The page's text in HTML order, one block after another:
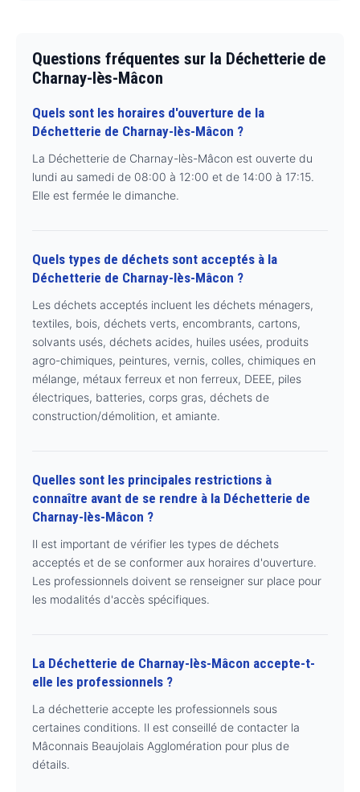
Questions fréquentes sur la Déchetterie de
Charnay-lès-Mâcon
Quels sont les horaires d'ouverture de la
Déchetterie de Charnay-lès-Mâcon ?
La Déchetterie de Charnay-lès-Mâcon est ouverte du
lundi au samedi de 08:00 à 12:00 et de 14:00 à 17:15.
Elle est fermée le dimanche.
Quels types de déchets sont acceptés à la
Déchetterie de Charnay-lès-Mâcon ?
Les déchets acceptés incluent les déchets ménagers,
textiles, bois, déchets verts, encombrants, cartons,
solvants usés, déchets acides, huiles usées, produits
agro-chimiques, peintures, vernis, colles, chimiques en
mélange, métaux ferreux et non ferreux, DEEE, piles
électriques, batteries, corps gras, déchets de
construction/démolition, et amiante.
Quelles sont les principales restrictions à
connaître avant de se rendre à la Déchetterie de
Charnay-lès-Mâcon ?
Il est important de vérifier les types de déchets
acceptés et de se conformer aux horaires d'ouverture.
Les professionnels doivent se renseigner sur place pour
les modalités d'accès spécifiques.
La Déchetterie de Charnay-lès-Mâcon accepte-t-
elle les professionnels ?
La déchetterie accepte les professionnels sous
certaines conditions. Il est conseillé de contacter la
Mâconnais Beaujolais Agglomération pour plus de
détails.